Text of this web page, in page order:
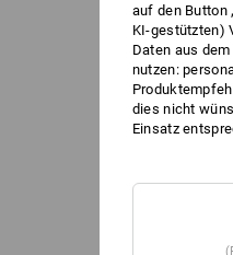
auf den Button
KI-gestützten)
Daten aus
nutzen:
dies nicht
Einsatz